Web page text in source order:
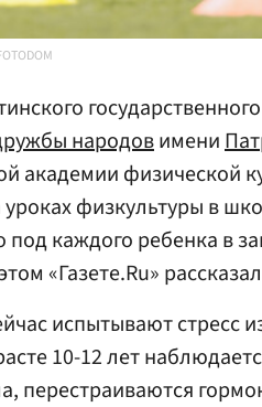
народовимени
академии физической
физкультуры в
каждого ребенка в
«Газете.Ru»
испытывают стресс
10-12 лет
перестраиваются